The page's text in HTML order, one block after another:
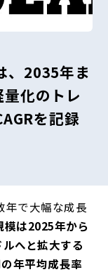
、2035年ま
化のトレ
を記録
年で大幅な成長
模は2025年から
へと拡大する
年平均成長率